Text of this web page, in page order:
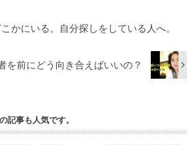
かにいる。自分探しをしている人へ。
を前にどう向き合えばいいの？
記事も人気です。